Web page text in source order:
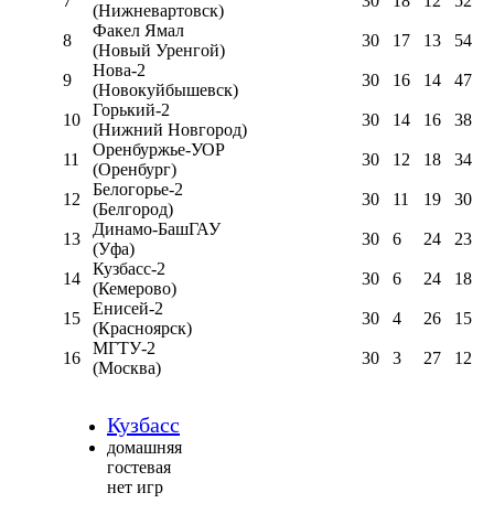
(Нижневартовск)
8
Факел Ямал
(Новый Уренгой)
30 17 13 54
9
Нова-2
(Новокуйбышевск)
30 16 14 47
10
Горький-2
(Нижний Новгород)
30 14 16 38
11
Оренбуржье-УОР
(Оренбург)
30 12 18 34
12
Белогорье-2
(Белгород)
30 11 19 30
13
Динамо-БашГАУ
(Уфа)
30 6 24 23
14
Кузбасс-2
(Кемерово)
30 6 24 18
15
Енисей-2
(Красноярск)
30 4 26 15
16
МГТУ-2
(Москва)
30 3 27 12
Кузбасс
домашняя
гостевая
нет игр